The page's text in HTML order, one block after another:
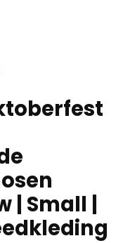
| Small |